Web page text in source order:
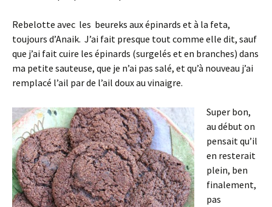
Rebelotte avec les beureks aux épinards et à la feta,
toujours d’Anaik. J’ai fait presque tout comme elle dit, sauf
que j’ai fait cuire les épinards (surgelés et en branches) dans
ma petite sauteuse, que je n’ai pas salé, et qu’à nouveau j’ai
remplacé l’ail par de l’ail doux au vinaigre.
Super bon,
au début on
pensait qu’il
en resterait
plein, ben
finalement,
pas